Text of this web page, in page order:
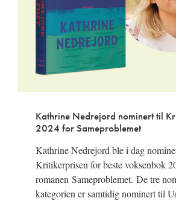
Kathrine Nedrejord nominert til
2024 for Sameproblemet
Kathrine Nedrejord ble i dag
Kritikerprisen for beste voksenbok
romanen Sameproblemet. De tre
kategorien er samtidig nominert til